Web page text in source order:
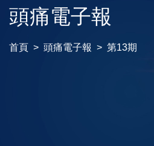
頭痛電子報
首頁 頭痛電子報 第13期